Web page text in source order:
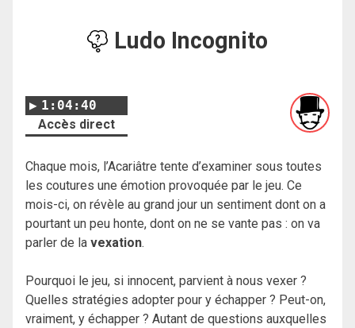
Ludo Incognito
1:04:40
Accès direct
Chaque mois, l’Acariâtre tente d’examiner sous toutes
les coutures une émotion provoquée par le jeu. Ce
mois-ci, on révèle au grand jour un sentiment dont on a
pourtant un peu honte, dont on ne se vante pas : on va
parler de la vexation.
Pourquoi le jeu, si innocent, parvient à nous vexer ?
Quelles stratégies adopter pour y échapper ? Peut-on,
vraiment, y échapper ? Autant de questions auxquelles